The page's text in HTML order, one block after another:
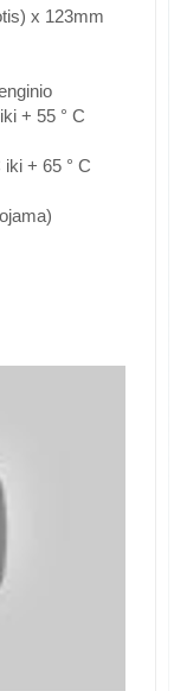
x 123mm
+ 55 ° C
+ 65 ° C